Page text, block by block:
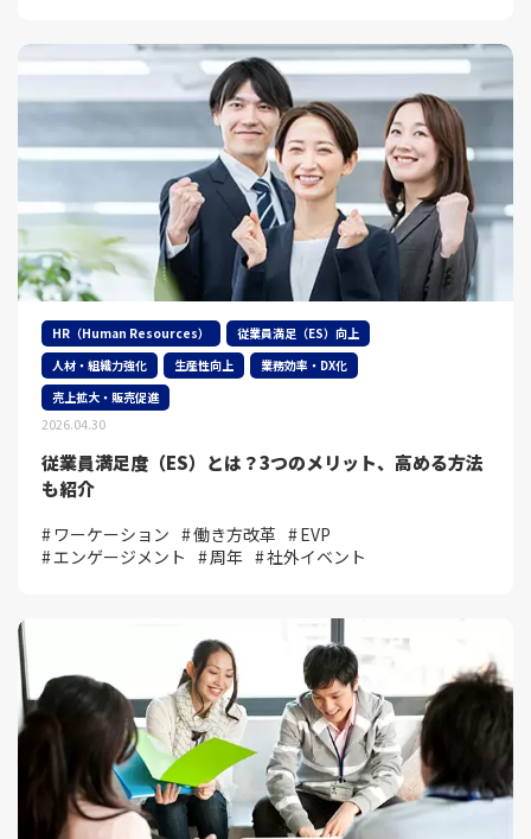
HR（Human Resources）
従業員満足（ES）向上
人材・組織力強化
生産性向上
業務効率・DX化
売上拡大・販売促進
2026.04.30
従業員満足度（ES）とは？3つのメリット、高める方法
も紹介
ワーケーション 働き方改革
EVP
エンゲージメント
周年 社外イベント